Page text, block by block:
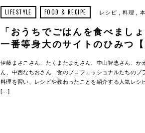
LIFESTYLE FOOD & RECIPE レシピ 料理 本
「おうちでごはんを食べまし
一番等身大のサイトのひみつ【
伊藤まさこさん、たくまたまえさん、中山智恵さん、か
ん、中西なちおさん…食のプロフェッショナルたちのプ
料理を習い、レシピや教わったことを紹介する人気レシ
[…]